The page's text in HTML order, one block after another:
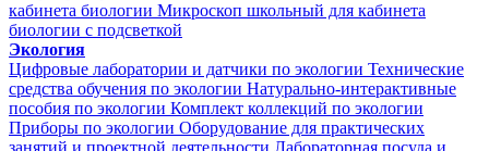
кабинета биологии Микроскоп школьный для кабинета
биологии с подсветкой
Экология
Цифровые лаборатории и датчики по экологии Технические
средства обучения по экологии Натурально-интерактивные
пособия по экологии Комплект коллекций по экологии
Приборы по экологии Оборудование для практических
занятий и проектной деятельности Лабораторная посуда и